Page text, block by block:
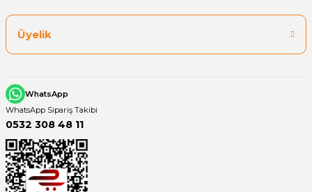
Üyelik
WhatsApp
WhatsApp Sipariş Takibi
0532 308 48 11